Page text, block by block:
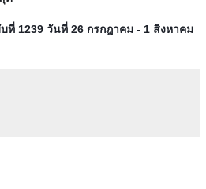
1239 วันที่ 26 กรกฎาคม - 1 สิงหาคม